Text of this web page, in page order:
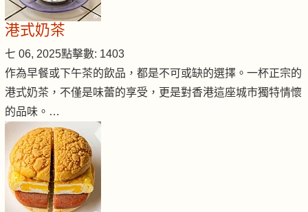
港式奶茶
七 06, 2025點擊數: 1403
作為早餐或下午茶的飲品，都是不可或缺的選擇。一杯正宗的
港式奶茶，不僅是味蕾的享受，更是對香港這座城市獨特情懷
的品味。…